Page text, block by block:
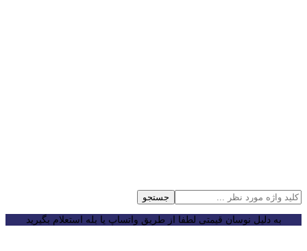
جستجو
به دلیل نوسان قیمتی لطفا از طریق واتساپ یا بله استعلام بگیرید